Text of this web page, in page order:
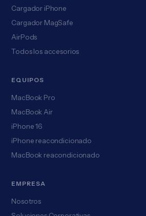
Cargador iPhone
Cargador MagSafe
AirPods
Todos los accesorios
EQUIPOS
MacBook Pro
MacBook Air
iPhone 16
iPhone reacondicionado
MacBook reacondicionado
EMPRESA
Nosotros